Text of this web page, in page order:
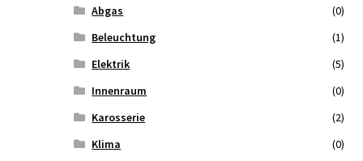
Abgas
(0)
Beleuchtung
(1)
Elektrik
(5)
Innenraum
(0)
Karosserie
(2)
Klima
(0)